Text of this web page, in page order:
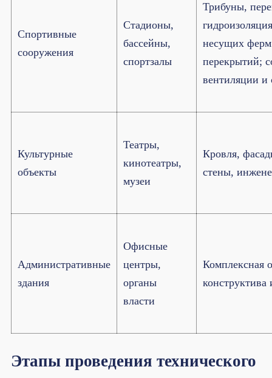
Спортивные
сооружения
Стадионы,
бассейны,
спортзалы
Трибуны,
несущих
перекрытий;
вентиляции и
Культурные
объекты
Театры,
кинотеатры,
музеи
Кровля,
стены,
Административные
здания
Офисные
центры,
органы
власти
Комплексная
Этапы проведения технического